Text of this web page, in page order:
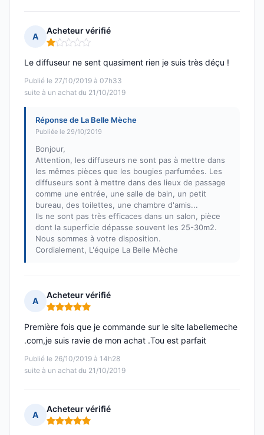
A
Acheteur vérifié
Note : 1 sur 5
Publié le 27/10/2019 à 07h33
suite à un achat du 21/10/2019
Le diffuseur ne sent quasiment rien je suis très déçu !
Réponse de La Belle Mèche
Publiée le 29/10/2019
Bonjour,
Attention, les diffuseurs ne sont pas à mettre dans
les mêmes pièces que les bougies parfumées. Les
diffuseurs sont à mettre dans des lieux de passage
comme une entrée, une salle de bain, un petit
bureau, des toilettes, une chambre d'amis...
Ils ne sont pas très efficaces dans un salon, pièce
dont la superficie dépasse souvent les 25-30m2.
Nous sommes à votre disposition.
Cordialement, L'équipe La Belle Mèche
A
Acheteur vérifié
Note : 5 sur 5
Publié le 26/10/2019 à 14h28
suite à un achat du 21/10/2019
Première fois que je commande sur le site labellemeche
.com,je suis ravie de mon achat .Tou est parfait
A
Acheteur vérifié
Note : 5 sur 5